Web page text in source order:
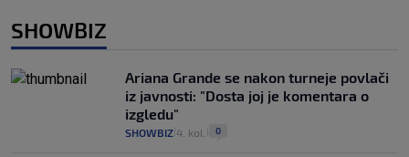
SHOWBIZ
Ariana Grande se nakon turneje povlači
iz javnosti: "Dosta joj je komentara o
izgledu"
SHOWBIZ 4. kol. 0